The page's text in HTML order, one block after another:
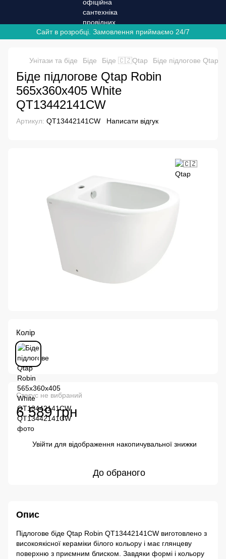
Сайт в розробці. Замовлення приймаємо 24/7
Унітази та біде Біде Біде 🇨🇿Qtap Біде підлогове Qtap
Біде підлогове Qtap Robin
565x360x405 White
QT13442141CW
Артикул: QT13442141CW Написати відгук
Колір
Статус не вибраний
6 589 грн
Увійти для відображення накопичувальної знижки
До обраного
Опис
Підлогове біде Qtap Robin QT13442141CW виготовлено з
високоякісної кераміки білого кольору і має глянцеву
поверхню з приємним блиском. Завдяки формі і кольору